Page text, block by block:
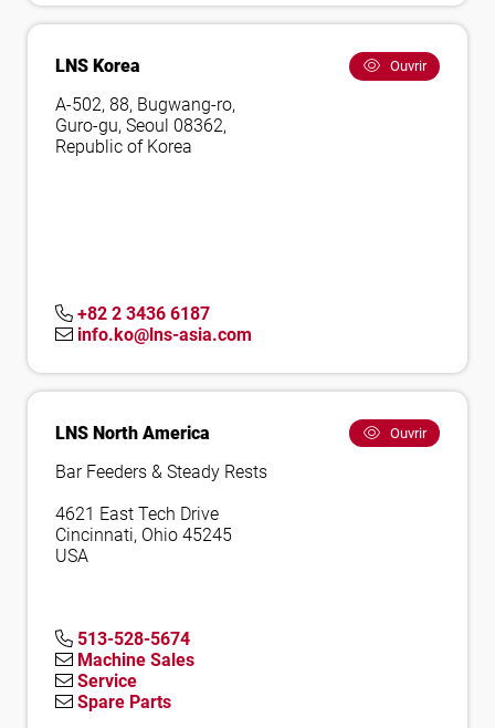
LNS Korea Ouvrir
A-502, 88, Bugwang-ro,
Guro-gu, Seoul 08362,
Republic of Korea
+82 2 3436 6187
info.ko@lns-asia.com
LNS North America Ouvrir
Bar Feeders & Steady Rests
4621 East Tech Drive
Cincinnati, Ohio 45245
USA
513-528-5674
Machine Sales
Service
Spare Parts